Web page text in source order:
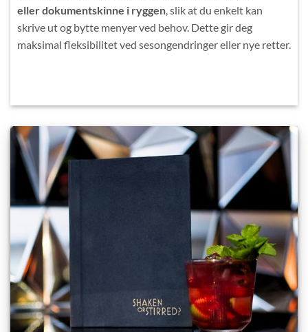
ellerdokumentskinne i ryggen , slik at du enkelt kan
skrive ut og bytte menyer ved behov. Dette gir deg
maksimal fleksibilitet ved sesongendringer eller nye retter.